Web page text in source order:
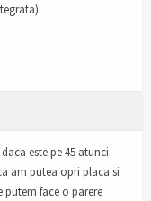
este pe 45 atunci
am putea opri placa si
putem face o parere